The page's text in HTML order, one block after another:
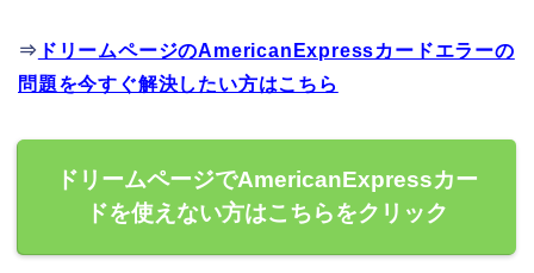
⇒ ドリームページのAmericanExpressカードエラーの
問題を今すぐ解決したい方はこちら
ドリームページでAmericanExpressカー
ドを使えない方はこちらをクリック